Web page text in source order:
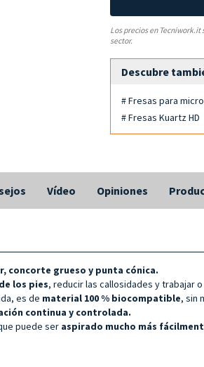
Los precios en Tecniwork.it
sector.
Descubre
# Fresas para
# Fresas Kuartz HD
Vídeo Opiniones
concorte grueso y punta cónica.
los pies, reducir las callosidades y trabajar
es de material 100 % biocompatible, sin
continua y controlada.
puede ser aspirado mucho más